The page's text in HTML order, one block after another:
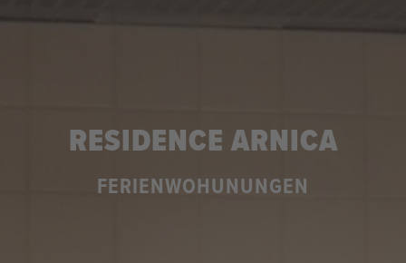
RESIDENCE ARNICA
FERIENWOHUNUNGEN